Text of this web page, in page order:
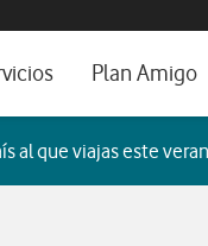
e Iberdrola
avanzados
Plan Amigo
al que viajas este